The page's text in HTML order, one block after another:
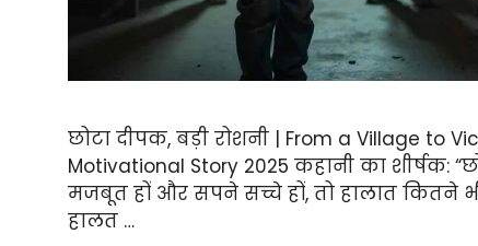
छोटा दीपक, बड़ी रोशनी | From a Village to
Motivational Story 2025 कहानी का शीर्षक:
मजबूत हों और सपने सच्चे हों, तो हालात कितने
हालत …